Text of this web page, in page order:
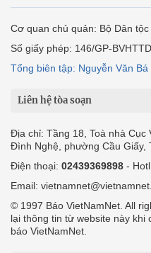
Cơ quan chủ quản: Bộ Dân
Số giấy phép: 146/GP-
Tổng biên tập: Nguyễn Văn Bá
Liên hệ tòa soạn
Địa chỉ: Tầng 18, Toà nhà Cục
Đình Nghệ, phường Cầu Giấy,
Điện thoại: 02439369898 -
Email:
© 1997 Báo VietNamNet. All
lại thông tin từ website này khi
báo VietNamNet.